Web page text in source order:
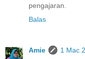
pengajaran.
Balas
Amie
1 Mac